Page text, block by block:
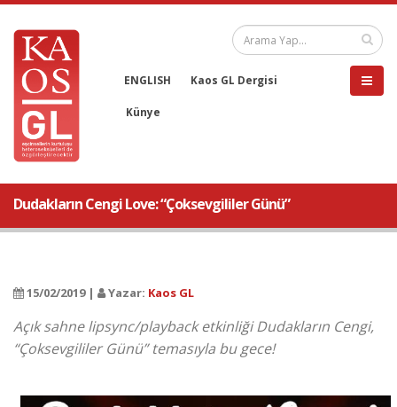
ENGLISH Kaos GL Dergisi
Künye
Dudakların Cengi Love: “Çoksevgililer Günü”
15/02/2019 | Yazar: Kaos GL
Açık sahne lipsync/playback etkinliği Dudakların Cengi,
“Çoksevgililer Günü” temasıyla bu gece!